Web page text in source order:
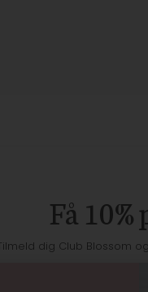
Få
dig Club Blossom